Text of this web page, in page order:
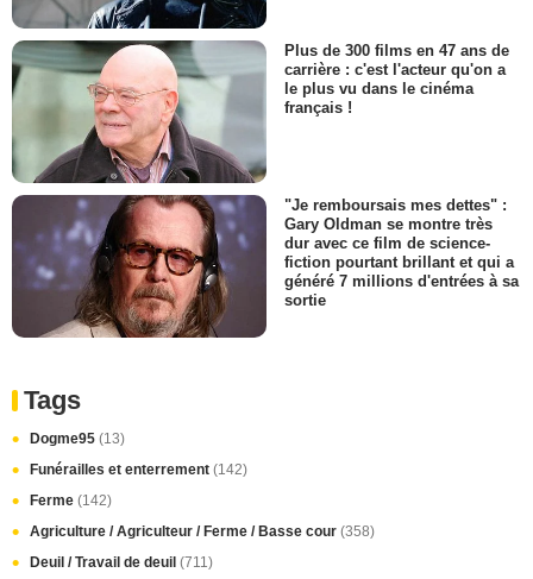
Plus de 300 films en 47 ans de
carrière : c'est l'acteur qu'on a
le plus vu dans le cinéma
français !
"Je remboursais mes dettes" :
Gary Oldman se montre très
dur avec ce film de science-
fiction pourtant brillant et qui a
généré 7 millions d'entrées à sa
sortie
Tags
Dogme95 (13)
Funérailles et enterrement (142)
Ferme (142)
Agriculture / Agriculteur / Ferme / Basse cour (358)
Deuil / Travail de deuil (711)